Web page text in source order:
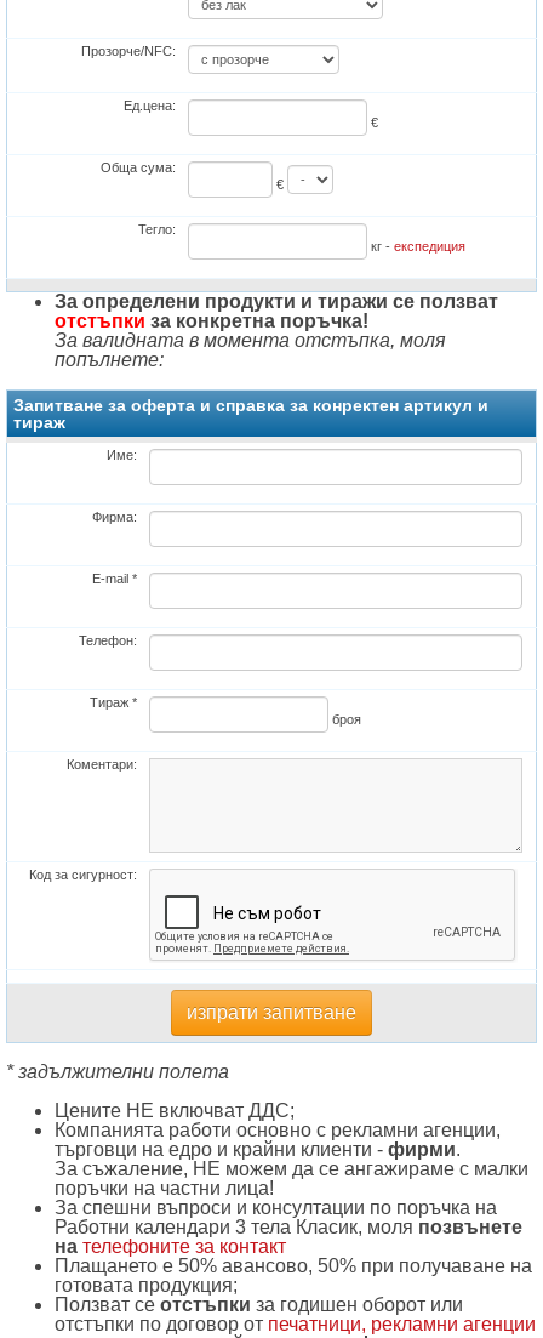
Прозорче/NFC:
Ед.цена:
€
Обща сума:
€
Тегло:
кг - експедиция
За определени продукти и тиражи се ползват
отстъпки за конкретна поръчка!
За валидната в момента отстъпка, моля
попълнете:
Запитване за оферта и справка за конректен артикул и
тираж
Име:
Фирма:
E-mail *
Телефон:
Тираж *
броя
Коментари:
Код за сигурност:
изпрати запитване
* задължителни полета
Цените НЕ включват ДДС;
Компанията работи основно с рекламни агенции,
търговци на едро и крайни клиенти - фирми.
За съжаление, НЕ можем да се ангажираме с малки
поръчки на частни лица!
За спешни въпроси и консултации по поръчка на
Работни календари 3 тела Класик, моля позвънете
на телефоните за контакт
Плащането е 50% авансово, 50% при получаване на
готовата продукция;
Ползват се отстъпки за годишен оборот или
отстъпки по договор от печатници, рекламни агенции